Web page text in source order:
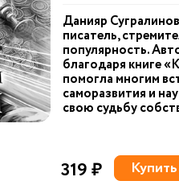
Данияр
писатель,
популярность.
благодаря книге
помогла многим
саморазвития и
свою судьбу
319 ₽ Купить